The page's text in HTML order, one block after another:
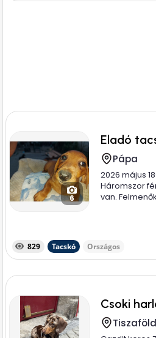
6
Eladó
Pápa
2026 május
Háromszor
van.
829 Tacskó Országos
Csoki